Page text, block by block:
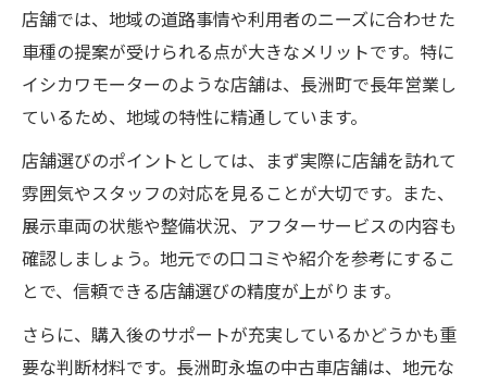
中古車購入で押さえたい重要なポイント一
覧
車両状態と修復歴の確認が中古車選びの決
め手
保証付き中古車のメリットと選び方を徹底
解説
中古車選びで注目すべき整備内容のチェッ
ク方法
納車後も安心できる中古車店の特徴を知ろ
う
アフターサービス重視の中古車探し徹底解説
店舗では、地域の道路事情や利用者のニーズに合わせた
車種の提案が受けられる点が大きなメリットです。特に
イシカワモーターのような店舗は、長洲町で長年営業し
ているため、地域の特性に精通しています。
店舗選びのポイントとしては、まず実際に店舗を訪れて
雰囲気やスタッフの対応を見ることが大切です。また、
展示車両の状態や整備状況、アフターサービスの内容も
確認しましょう。地元での口コミや紹介を参考にするこ
とで、信頼できる店舗選びの精度が上がります。
さらに、購入後のサポートが充実しているかどうかも重
要な判断材料です。長洲町永塩の中古車店舗は、地元な